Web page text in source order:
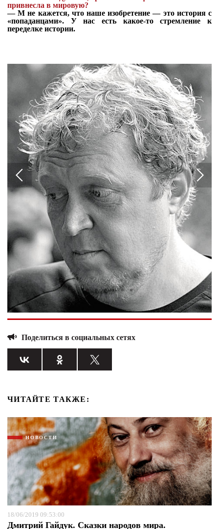
привнесла в мировую?
—М не кажется, что наше изобретение — это история с
«попаданцами». У нас есть какое-то стремление к
переделке истории.
Поделиться в социальных сетях
ЧИТАЙТЕ ТАКЖЕ:
НОВОСТИ
18/06/2019 09:53:00
Дмитрий Гайдук. Сказки народов мира.